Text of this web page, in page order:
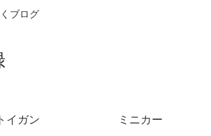
ブログ
トイガン ミニカー